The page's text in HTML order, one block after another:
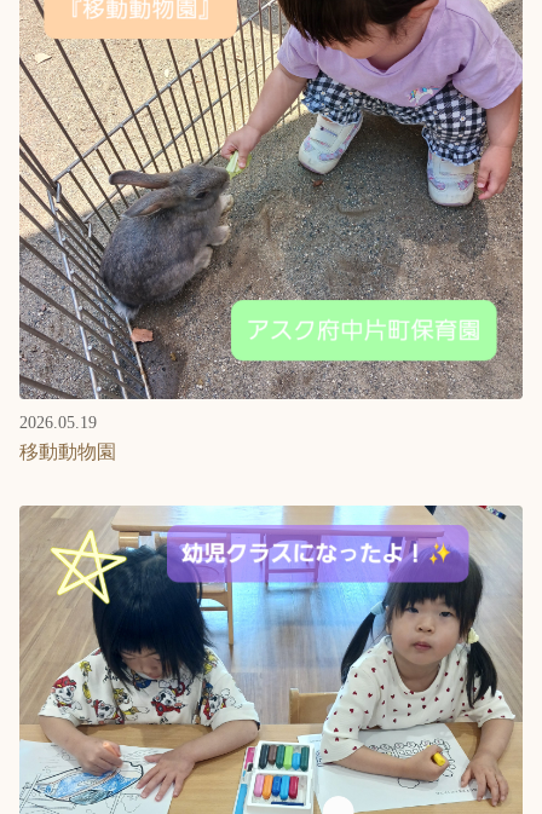
2026.05.19
移動動物園